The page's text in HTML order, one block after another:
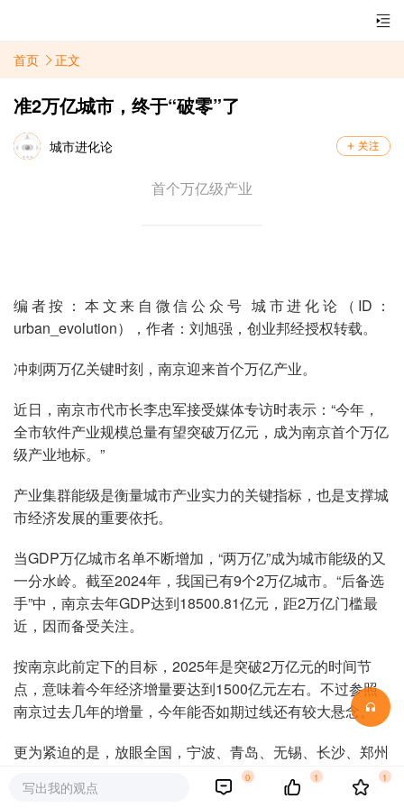
首页 正文
准2万亿城市，终于“破零”了
城市进化论
首个万亿级产业
编者按：本文来自微信公众号 城市进化论（ID：
urban_evolution），作者：刘旭强，创业邦经授权转载。
冲刺两万亿关键时刻，南京迎来首个万亿产业。
近日，南京市代市长李忠军接受媒体专访时表示：“今年，
全市软件产业规模总量有望突破万亿元，成为南京首个万亿
级产业地标。”
产业集群能级是衡量城市产业实力的关键指标，也是支撑城
市经济发展的重要依托。
当GDP万亿城市名单不断增加，“两万亿”成为城市能级的又
一分水岭。截至2024年，我国已有9个2万亿城市。“后备选
手”中，南京去年GDP达到18500.81亿元，距2万亿门槛最
近，因而备受关注。
按南京此前定下的目标，2025年是突破2万亿元的时间节
点，意味着今年经济增量要达到1500亿元左右。不过参照
南京过去几年的增量，今年能否如期过线还有较大悬念。
更为紧迫的是，放眼全国，宁波、青岛、无锡、长沙、郑州
均先后提出冲刺2万亿元的目标，朝南京步步逼近。
写出我的观点
0 1 1